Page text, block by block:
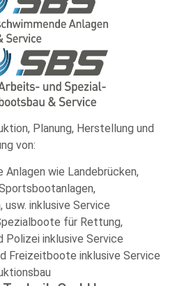
Planung, Herstellung und
von:
Anlagen wie Landebrücken,
usw. inklusive Service
für Rettung,
Polizei inklusive Service
Freizeitboote inklusive Service